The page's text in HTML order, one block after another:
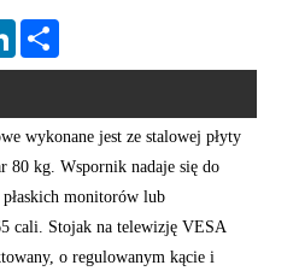
LinkedIn
wykonane jest ze stalowej płyty
80 kg. Wspornik nadaje się do
monitorów lub
cali. Stojak na telewizję VESA
o regulowanym kącie i